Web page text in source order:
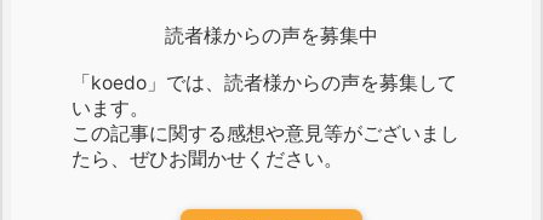
読者様からの声を募集中
「koedo」では、読者様からの声を募集して
います。
この記事に関する感想や意見等がございまし
たら、ぜひお聞かせください。